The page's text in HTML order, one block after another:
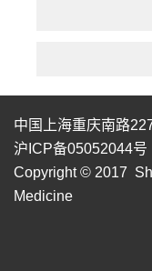
中国上海重庆南路
沪ICP备05052044号
Copyright © 2017
Medicine